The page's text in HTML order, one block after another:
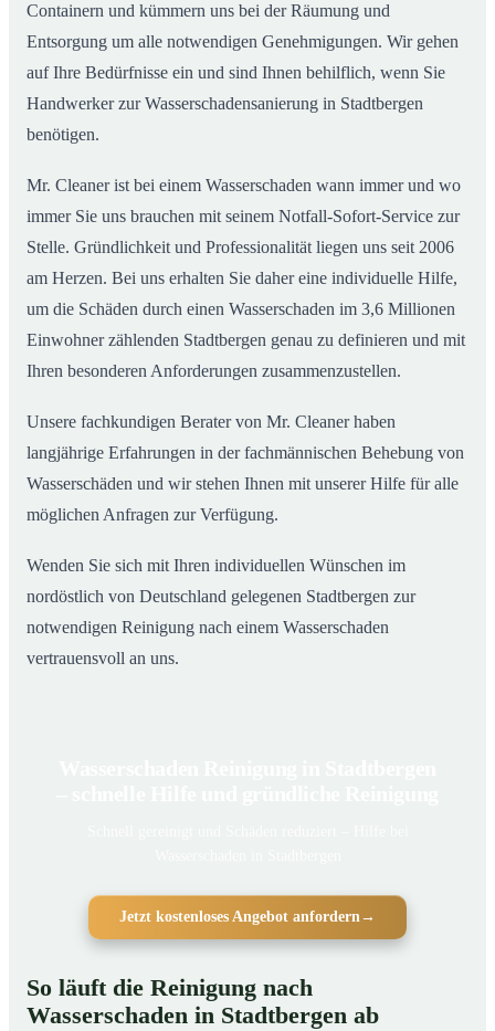
Containern und kümmern uns bei der Räumung und
Entsorgung um alle notwendigen Genehmigungen. Wir gehen
auf Ihre Bedürfnisse ein und sind Ihnen behilflich, wenn Sie
Handwerker zur Wasserschadensanierung in Stadtbergen
benötigen.
Mr. Cleaner ist bei einem Wasserschaden wann immer und wo
immer Sie uns brauchen mit seinem Notfall-Sofort-Service zur
Stelle. Gründlichkeit und Professionalität liegen uns seit 2006
am Herzen. Bei uns erhalten Sie daher eine individuelle Hilfe,
um die Schäden durch einen Wasserschaden im 3,6 Millionen
Einwohner zählenden Stadtbergen genau zu definieren und mit
Ihren besonderen Anforderungen zusammenzustellen.
Unsere fachkundigen Berater von Mr. Cleaner haben
langjährige Erfahrungen in der fachmännischen Behebung von
Wasserschäden und wir stehen Ihnen mit unserer Hilfe für alle
möglichen Anfragen zur Verfügung.
Wenden Sie sich mit Ihren individuellen Wünschen im
nordöstlich von Deutschland gelegenen Stadtbergen zur
notwendigen Reinigung nach einem Wasserschaden
vertrauensvoll an uns.
Jetzt kostenloses Angebot anfordern→
So läuft die Reinigung nach
Wasserschaden in Stadtbergen ab